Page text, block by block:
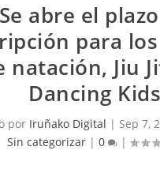
Se abre el
para
natación, Jiu
Dancing Kids
por Iruñako Digital | Sep 7,
Sin categorizar | 0 |